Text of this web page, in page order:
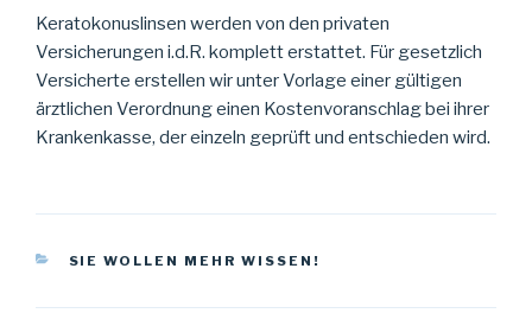
Keratokonuslinsen werden von den privaten
Versicherungen i.d.R. komplett erstattet. Für gesetzlich
Versicherte erstellen wir unter Vorlage einer gültigen
ärztlichen Verordnung einen Kostenvoranschlag bei ihrer
Krankenkasse, der einzeln geprüft und entschieden wird.
KATEGORIEN
SIE WOLLEN MEHR WISSEN!